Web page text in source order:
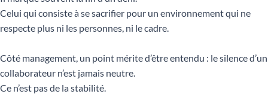
Celui qui consiste à se sacrifier pour un environnement qui ne
respecte plus ni les personnes, ni le cadre.
Côté management, un point mérite d’être entendu : le silence d’un
collaborateur n’est jamais neutre.
Ce n’est pas de la stabilité.